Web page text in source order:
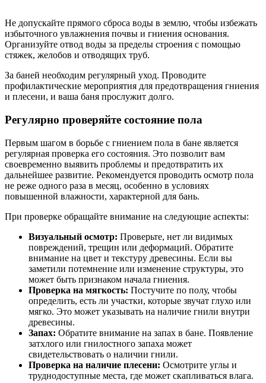
Не допускайте прямого сброса воды в землю, чтобы избежать
избыточного увлажнения почвы и гниения основания.
Организуйте отвод воды за пределы строения с помощью
стяжек, желобов и отводящих труб.
За баней необходим регулярный уход. Проводите
профилактические мероприятия для предотвращения гниения
и плесени, и ваша баня прослужит долго.
Регулярно проверяйте состояние пола
Первым шагом в борьбе с гниением пола в бане является
регулярная проверка его состояния. Это позволит вам
своевременно выявить проблемы и предотвратить их
дальнейшее развитие. Рекомендуется проводить осмотр пола
не реже одного раза в месяц, особенно в условиях
повышенной влажности, характерной для бань.
При проверке обращайте внимание на следующие аспекты:
Визуальный осмотр: Проверьте, нет ли видимых
повреждений, трещин или деформаций. Обратите
внимание на цвет и текстуру древесины. Если вы
заметили потемнение или изменение структуры, это
может быть признаком начала гниения.
Проверка на мягкость: Постучите по полу, чтобы
определить, есть ли участки, которые звучат глухо или
мягко. Это может указывать на наличие гнили внутри
древесины.
Запах: Обратите внимание на запах в бане. Появление
затхлого или гнилостного запаха может
свидетельствовать о наличии гнили.
Проверка на наличие плесени: Осмотрите углы и
труднодоступные места, где может скапливаться влага.